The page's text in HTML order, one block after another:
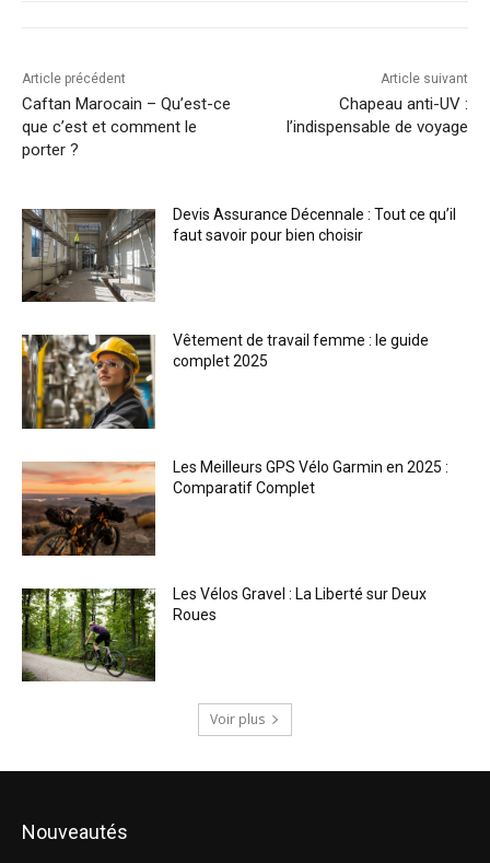
Article précédent
Caftan Marocain – Qu’est-ce
que c’est et comment le
porter ?
Article suivant
Chapeau anti-UV :
l’indispensable de voyage
Devis Assurance Décennale : Tout ce qu’il
faut savoir pour bien choisir
Vêtement de travail femme : le guide
complet 2025
Les Meilleurs GPS Vélo Garmin en 2025 :
Comparatif Complet
Les Vélos Gravel : La Liberté sur Deux
Roues
Voir plus
Nouveautés